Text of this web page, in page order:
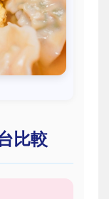
比較